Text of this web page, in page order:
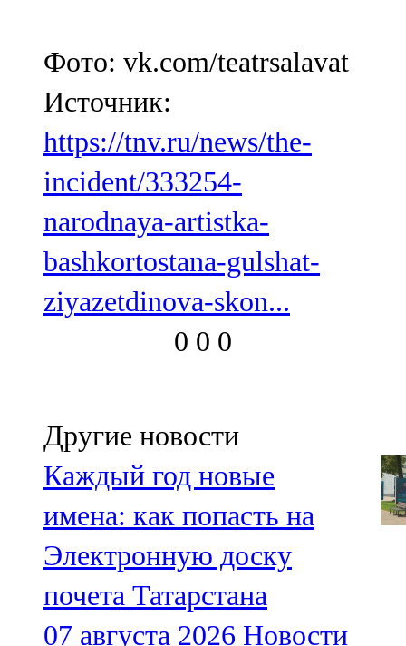
Фото: vk.com/teatrsalavat
Источник:
https://tnv.ru/news/the-
incident/333254-
narodnaya-artistka-
bashkortostana-gulshat-
ziyazetdinova-skon...
0 0 0
Другие новости
Каждый год новые
имена: как попасть на
Электронную доску
почета Татарстана
07 августа 2026 Новости